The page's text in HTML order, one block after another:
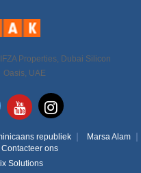
Properties, Dubai Silicon
Oasis, UAE
republiek
Marsa Alam
Contacteer ons
Solutions